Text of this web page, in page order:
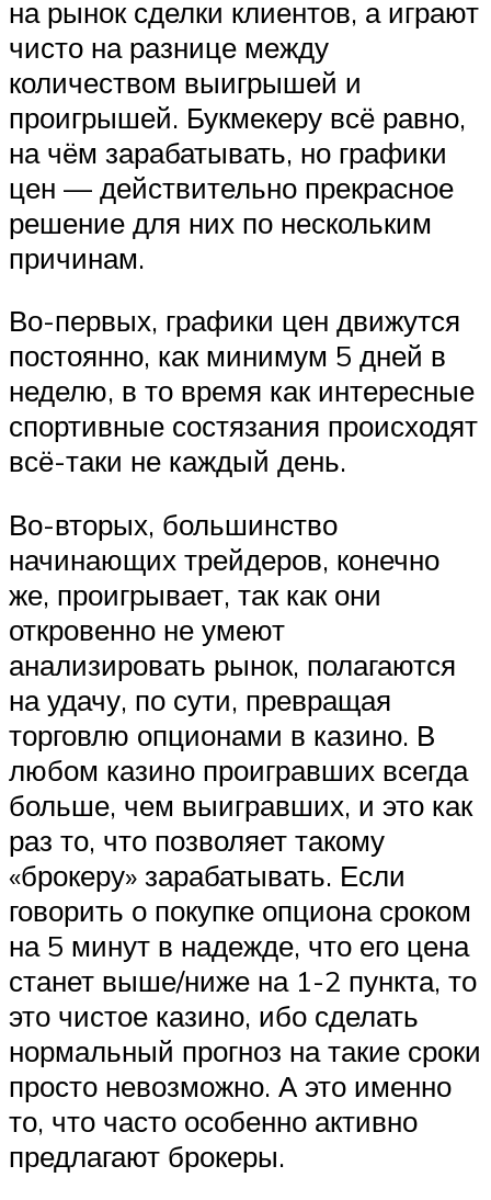
на рынок сделки клиентов, а играют
чисто на разнице между
количеством выигрышей и
проигрышей. Букмекеру всё равно,
на чём зарабатывать, но графики
цен — действительно прекрасное
решение для них по нескольким
причинам.
Во-первых, графики цен движутся
постоянно, как минимум 5 дней в
неделю, в то время как интересные
спортивные состязания происходят
всё-таки не каждый день.
Во-вторых, большинство
начинающих трейдеров, конечно
же, проигрывает, так как они
откровенно не умеют
анализировать рынок, полагаются
на удачу, по сути, превращая
торговлю опционами в казино. В
любом казино проигравших всегда
больше, чем выигравших, и это как
раз то, что позволяет такому
«брокеру» зарабатывать. Если
говорить о покупке опциона сроком
на 5 минут в надежде, что его цена
станет выше/ниже на 1-2 пункта, то
это чистое казино, ибо сделать
нормальный прогноз на такие сроки
просто невозможно. А это именно
то, что часто особенно активно
предлагают брокеры.